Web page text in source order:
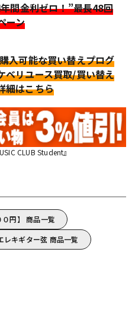
間金利ゼロ！”最長48回
ーン
入可能な買い替えプログ
ベリユース買取/買い替え
細はこちら
CLUB Student』
円】 商品一覧
レキギター弦 商品一覧